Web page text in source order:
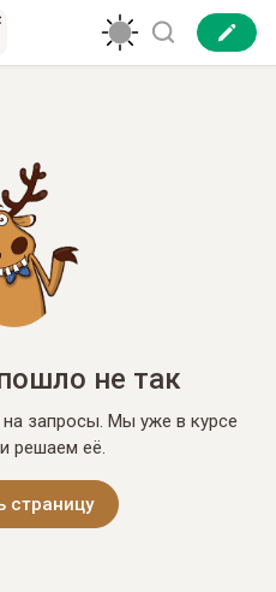
не так
на запросы. Мы уже в курсе
решаем её.
страницу